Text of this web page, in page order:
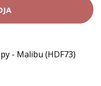
- Malibu (HDF73)